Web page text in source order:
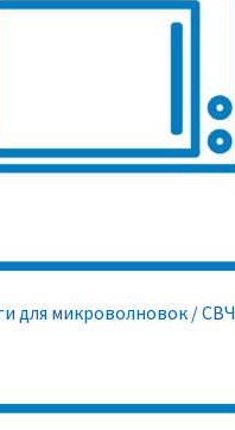
для микроволновок / СВЧ